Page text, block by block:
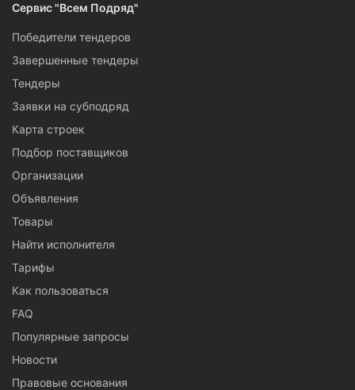
Сервис "Всем Подряд"
Победители тендеров
Завершенные тендеры
Тендеры
Заявки на субподряд
Карта строек
Подбор поставщиков
Организации
Объявления
Товары
Найти исполнителя
Тарифы
Как пользоваться
FAQ
Популярные запросы
Новости
Правовые основания